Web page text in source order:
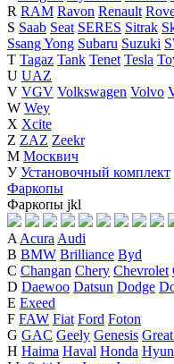
R RAM Ravon Renault
S Saab Seat SERES Sitrak
Ssang Yong Subaru Suzuki
T Tagaz Tank Tenet Tesla
U UAZ
V VGV Volkswagen Volvo
W Wey
X Xcite
Z ZAZ Zeekr
М Москвич
У Установочный комплект
Фаркопы
Фаркопы jkl
A Acura Audi
B BMW Brilliance Byd
C Changan Chery Chevrolet
D Daewoo Datsun Dodge
E Exeed
F FAW Fiat Ford Foton
G GAC Geely Genesis
H Haima Haval Honda